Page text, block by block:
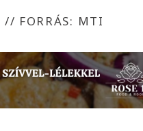
// FORRÁS: MTI